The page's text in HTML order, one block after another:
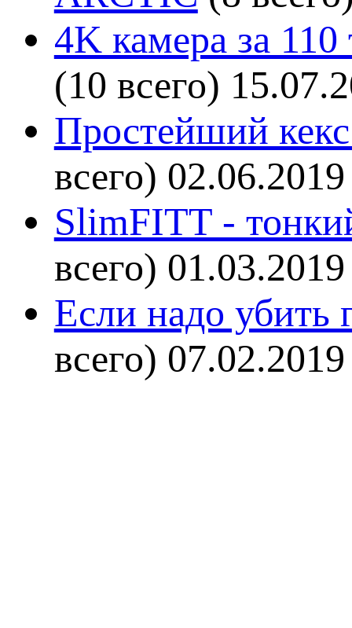
4K камера за
(10 всего)
Простейший кекс
всего) 02.06.2019
SlimFITT -
всего) 01.03.2019
Если надо убить
всего) 07.02.2019